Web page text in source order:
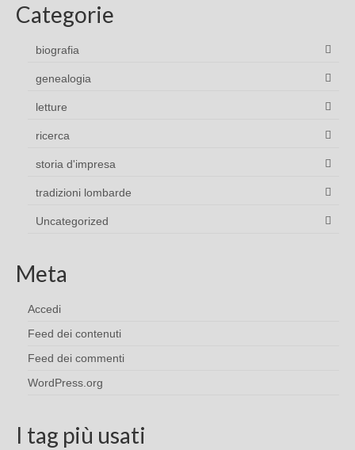
Categorie
biografia
genealogia
letture
ricerca
storia d'impresa
tradizioni lombarde
Uncategorized
Meta
Accedi
Feed dei contenuti
Feed dei commenti
WordPress.org
I tag più usati